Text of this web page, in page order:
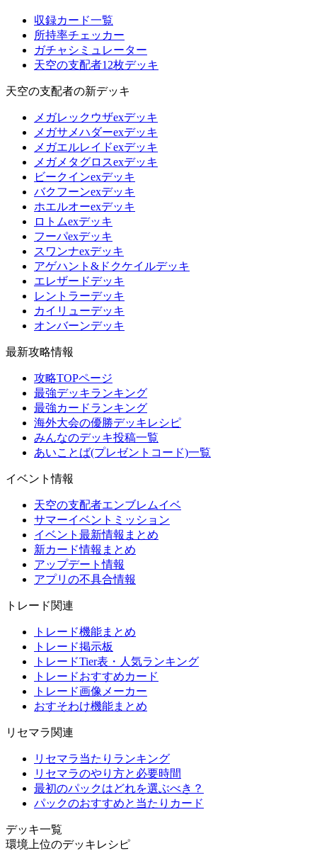
収録カード一覧
所持率チェッカー
ガチャシミュレーター
天空の支配者12枚デッキ
天空の支配者の新デッキ
メガレックウザexデッキ
メガサメハダーexデッキ
メガエルレイドexデッキ
メガメタグロスexデッキ
ビークインexデッキ
バクフーンexデッキ
ホエルオーexデッキ
ロトムexデッキ
フーパexデッキ
スワンナexデッキ
アゲハント&ドクケイルデッキ
エレザードデッキ
レントラーデッキ
カイリューデッキ
オンバーンデッキ
最新攻略情報
攻略TOPページ
最強デッキランキング
最強カードランキング
海外大会の優勝デッキレシピ
みんなのデッキ投稿一覧
あいことば(プレゼントコード)一覧
イベント情報
天空の支配者エンブレムイベ
サマーイベントミッション
イベント最新情報まとめ
新カード情報まとめ
アップデート情報
アプリの不具合情報
トレード関連
トレード機能まとめ
トレード掲示板
トレードTier表・人気ランキング
トレードおすすめカード
トレード画像メーカー
おすそわけ機能まとめ
リセマラ関連
リセマラ当たりランキング
リセマラのやり方と必要時間
最初のパックはどれを選ぶべき？
パックのおすすめと当たりカード
デッキ一覧
環境上位のデッキレシピ